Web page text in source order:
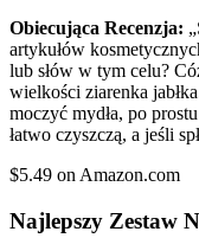
Obiecująca Recenzja:
artykułów
lub słów w tym celu?
wielkości ziarenka
moczyć mydła, po
łatwo czyszczą, a jeśli
$5.49 on Amazon.com
Najlepszy Zestaw